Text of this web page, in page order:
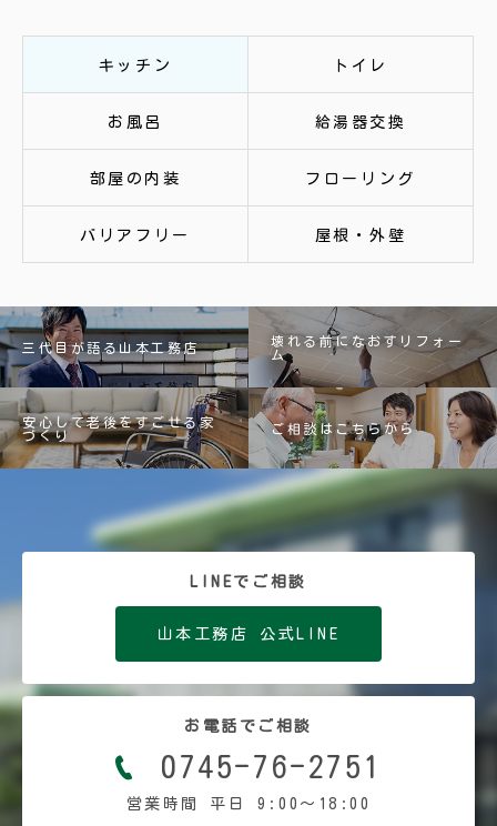
キッチン トイレ
お風呂 給湯器交換
部屋の内装 フローリング
バリアフリー 屋根・外壁
三代目が語る山本工務店
壊れる前になおすリフォー
ム
安心して老後をすごせる家
づくり
ご相談はこちらから
LINEでご相談
山本工務店 公式LINE
お電話でご相談
0745-76-2751
営業時間 平日 9:00〜18:00